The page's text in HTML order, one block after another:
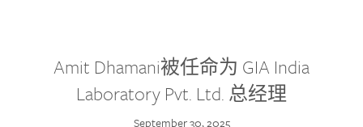
Amit Dhamani被任命为 GIA India
Laboratory Pvt. Ltd. 总经理
September 30, 2025